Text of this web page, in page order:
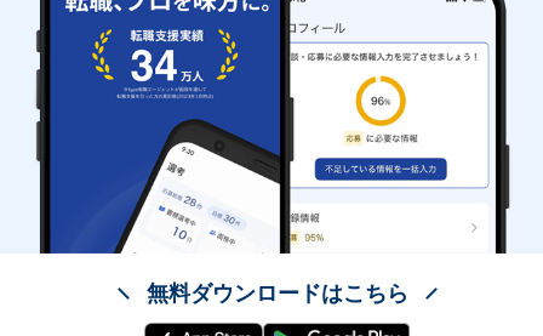
無料ダウンロードはこちら